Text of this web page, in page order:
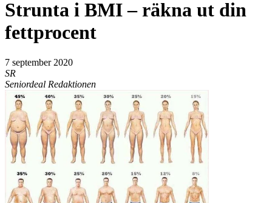
Strunta i BMI – räkna ut din
fettprocent
7 september 2020
SR
Seniordeal Redaktionen